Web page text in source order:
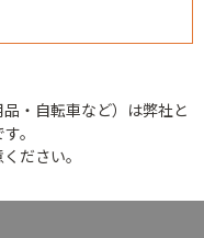
・自転車など）は弊社と
。
ださい。